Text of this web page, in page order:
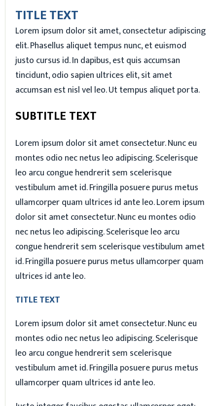
TITLE TEXT
Lorem ipsum dolor sit amet, consectetur adipiscing
elit. Phasellus aliquet tempus nunc, et euismod
justo cursus id. In dapibus, est quis accumsan
tincidunt, odio sapien ultrices elit, sit amet
accumsan est nisl vel leo. Ut tempus aliquet porta.
SUBTITLE TEXT
Lorem ipsum dolor sit amet consectetur. Nunc eu
montes odio nec netus leo adipiscing. Scelerisque
leo arcu congue hendrerit sem scelerisque
vestibulum amet id. Fringilla posuere purus metus
ullamcorper quam ultrices id ante leo. Lorem ipsum
dolor sit amet consectetur. Nunc eu montes odio
nec netus leo adipiscing. Scelerisque leo arcu
congue hendrerit sem scelerisque vestibulum amet
id. Fringilla posuere purus metus ullamcorper quam
ultrices id ante leo.
TITLE TEXT
Lorem ipsum dolor sit amet consectetur. Nunc eu
montes odio nec netus leo adipiscing. Scelerisque
leo arcu congue hendrerit sem scelerisque
vestibulum amet id. Fringilla posuere purus metus
ullamcorper quam ultrices id ante leo.